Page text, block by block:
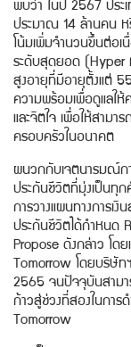
พบว่า ในปี 2567 ประ
ประมาณ 14 ล้านคน ห
โน้มเพิ่มจำนวนขึ้นต่อเ
ระดับสุดยอด (Hyper
สูงอายุที่มีอายุตั้งแต่
ความพร้อมเพื่อดูแลให้
และจิตใจ เพื่อให้สามาร
ครอบครัวในอนาคต
ผนวกกับเจตนารมณ์ก
ประกันชีวิตที่มุ่งเป็นทุก
การวางแผนทางการเ
ประกันชีวิตได้กำหนด
Propose ดังกล่าว โด
Tomorrow โดยบริษัท
2565 จนปัจจุบันสามา
ก้าวสู่ช่วงที่สองในการ
Tomorrow